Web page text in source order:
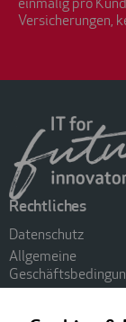
einmalig pro
Versicherungen,
Rechtliches
Datenschutz
Allgemeine
FAQ